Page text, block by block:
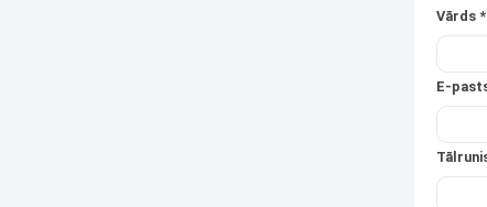
Vārds *
E-